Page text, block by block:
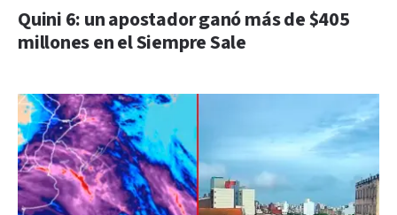
Quini 6: un apostador ganó más de $405
millones en el Siempre Sale